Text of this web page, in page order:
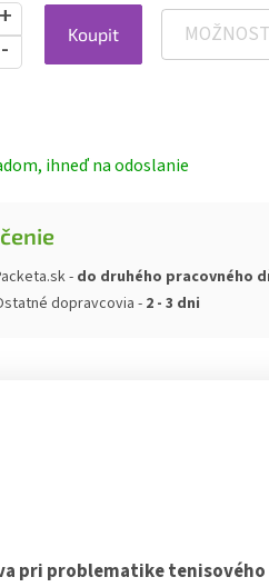
Koupit
ihneď na odoslanie
- do druhého pracovného
dopravcovia - 2 - 3 dni
pri problematike tenisového